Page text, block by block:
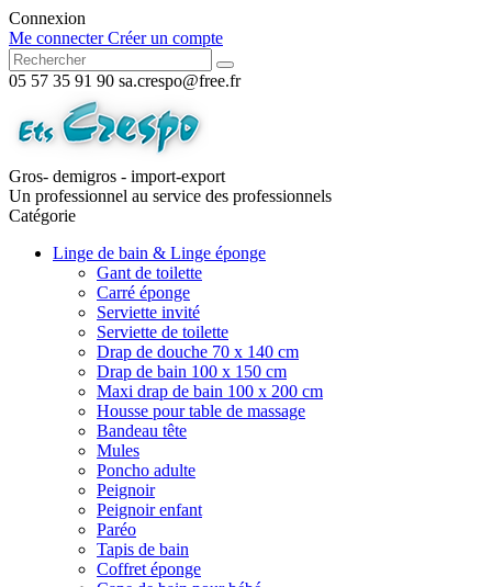
Connexion
Me connecter Créer un compte
05 57 35 91 90 sa.crespo@free.fr
Gros- demigros - import-export
Un professionnel au service des professionnels
Catégorie
Linge de bain & Linge éponge
Gant de toilette
Carré éponge
Serviette invité
Serviette de toilette
Drap de douche 70 x 140 cm
Drap de bain 100 x 150 cm
Maxi drap de bain 100 x 200 cm
Housse pour table de massage
Bandeau tête
Mules
Poncho adulte
Peignoir
Peignoir enfant
Paréo
Tapis de bain
Coffret éponge